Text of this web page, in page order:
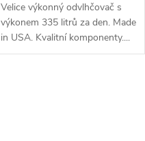
Velice výkonný odvlhčovač s
výkonem 335 litrů za den. Made
in USA. Kvalitní komponenty....